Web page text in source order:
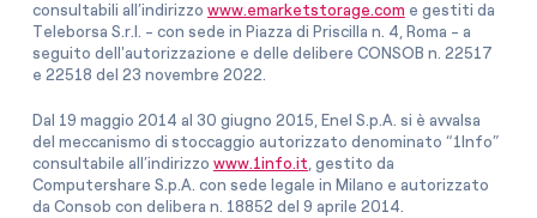
consultabili all’indirizzo www.emarketstorage.com e gestiti da
Teleborsa S.r.l. - con sede in Piazza di Priscilla n. 4, Roma - a
seguito dell'autorizzazione e delle delibere CONSOB n. 22517
e 22518 del 23 novembre 2022.
Dal 19 maggio 2014 al 30 giugno 2015, Enel S.p.A. si è avvalsa
del meccanismo di stoccaggio autorizzato denominato “1Info”
consultabile all’indirizzo www.1info.it, gestito da
Computershare S.p.A. con sede legale in Milano e autorizzato
da Consob con delibera n. 18852 del 9 aprile 2014.